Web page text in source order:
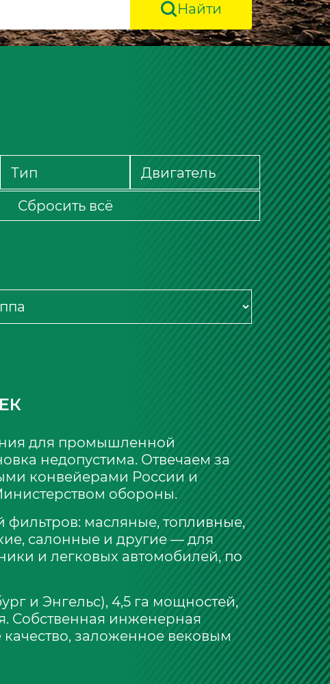
Найти
Сбросить всё
для промышленной
недопустима. Отвечаем за
конвейерами России и
обороны.
фильтров: масляные, топливные,
салонные и другие — для
и легковых автомобилей, по
и Энгельс), 4,5 га мощностей,
Собственная инженерная
заложенное вековым